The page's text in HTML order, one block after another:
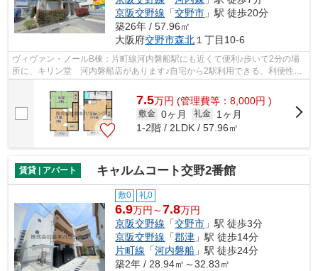
京阪交野線 「交野市 」駅 徒歩20分
築26年 / 57.96㎡
大阪府交野市森北１丁目10-6
ヴィヴァン・ノールB棟：片町線河内磐船駅にも近くて便利♪歩いて2分の場
所に、キリン堂 河内磐船店があります♪自宅から2駅利用できる、利便性の
7.5万円 (管理費等：8,000円 )
敷金 0ヶ月 礼金
1ヶ月
1-2階 / 2LDK / 57.96㎡
賃貸 | アパート キャルムコート交野2番館
敷0 礼0
6.9万円～7.8万円
京阪交野線 「交野市 」駅 徒歩3分
京阪交野線 「郡津 」駅 徒歩14分
片町線 「河内磐船 」駅 徒歩24分
築2年 / 28.94㎡～32.83㎡